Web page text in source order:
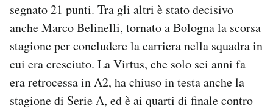
Area Personale
Newsletter
Regala il Post
Hai bisogno di aiuto?
Esci
segnato 21 punti. Tra gli altri è stato decisivo
anche Marco Belinelli, tornato a Bologna la scorsa
stagione per concludere la carriera nella squadra in
cui era cresciuto. La Virtus, che solo sei anni fa
era retrocessa in A2, ha chiuso in testa anche la
stagione di Serie A, ed è ai quarti di finale contro